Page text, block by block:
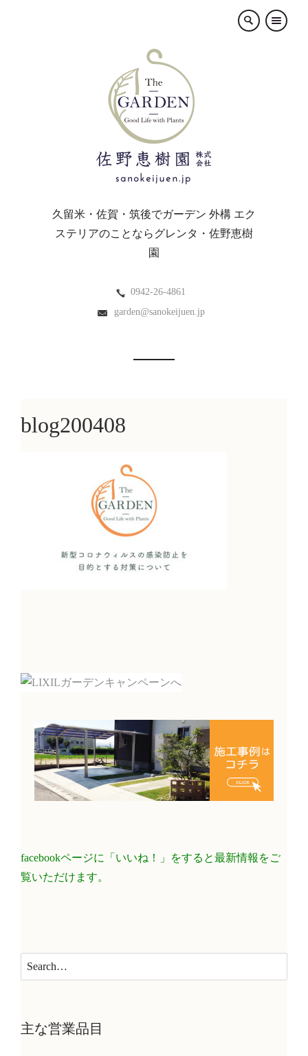
×
久留米・佐賀・筑後でガーデン 外構 エク
ステリアのことならグレンタ・佐野恵樹
園
0942-26-4861
garden@sanokeijuen.jp
blog200408
facebookページに「いいね！」をすると最新情報をご
覧いただけます。
主な営業品目